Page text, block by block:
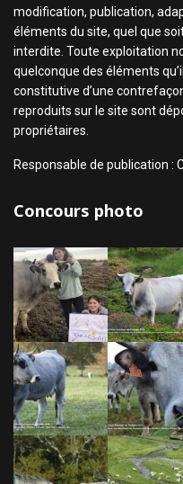
modification, publication,
éléments du site, quel que
interdite. Toute exploitation
quelconque des éléments
constitutive d’une
reproduits sur le site sont
propriétaires.
Responsable de publication :
Concours photo